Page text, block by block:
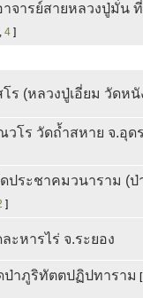
จารย์สายหลวงปู่มั่น
, 4 ]
ร (หลวงปู่เอี่ยม วัดหนั
วโร วัดถ้ำสหาย จ.อุด
ประชาคมวนาราม (ป่
]
ะหารไร่ จ.ระยอง
ป่าภูริทัตตปฏิปทาราม